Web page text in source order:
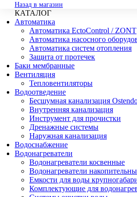
Назад в магазин
КАТАЛОГ
Автоматика
Автоматика EctoControl / ZONT
Автоматика насосного
Автоматика систем отопления
Защита от протечек
Баки мембранные
Вентиляция
Тепловентиляторы
Водоотведение
Бесшумная канализация
Внутренняя канализация
Инструмент для прочистки
Дренажные системы
Наружная канализация
Водоснабжение
Водонагреватели
Водонагреватели косвенные
Водонагреватели
Емкости для воды
Комплектующие для